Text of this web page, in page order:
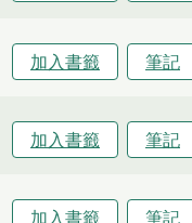
加入書籤 筆記
加入書籤 筆記
加入書籤 筆記